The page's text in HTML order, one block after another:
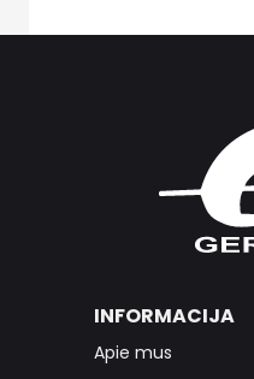
INFORMACIJA
Apie mus